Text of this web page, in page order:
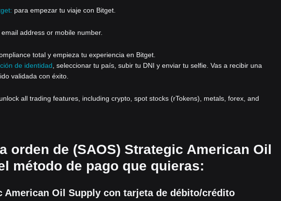
para empezar tu viaje con Bitget.
address or mobile number.
total y empieza tu experiencia en Bitget.
de identidad , seleccionar tu país, subir tu DNI y enviar tu selfie. Vas a recibir una
validada con éxito.
all trading features, including crypto, spot stocks (rTokens), metals, forex, and
orden de (SAOS) Strategic American Oil
método de pago que quieras:
American Oil Supply con tarjeta de débito/crédito